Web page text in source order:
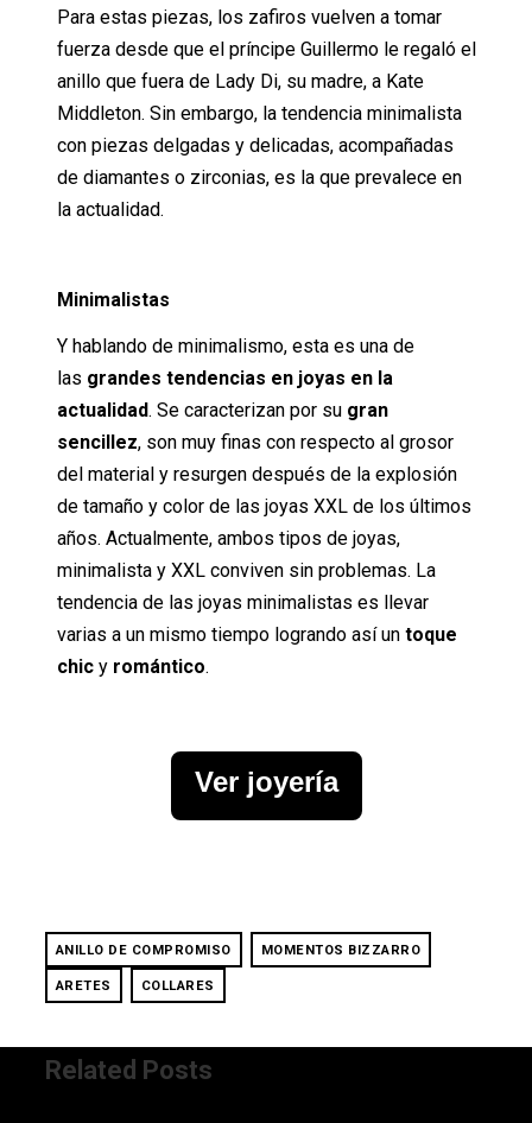
Para estas piezas, los zafiros vuelven a tomar
fuerza desde que el príncipe Guillermo le regaló el
anillo que fuera de Lady Di, su madre, a Kate
Middleton. Sin embargo, la tendencia minimalista
con piezas delgadas y delicadas, acompañadas
de diamantes o zirconias, es la que prevalece en
la actualidad.
Minimalistas
Y hablando de minimalismo, esta es una de
las grandes tendencias en joyas en la
actualidad. Se caracterizan por su gran
sencillez, son muy finas con respecto al grosor
del material y resurgen después de la explosión
de tamaño y color de las joyas XXL de los últimos
años. Actualmente, ambos tipos de joyas,
minimalista y XXL conviven sin problemas. La
tendencia de las joyas minimalistas es llevar
varias a un mismo tiempo logrando así un toque
chicy romántico.
Ver joyería
ANILLO DE COMPROMISO MOMENTOS BIZZARRO
ARETES COLLARES
Related Posts